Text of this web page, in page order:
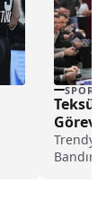
SPOR
Teksüt